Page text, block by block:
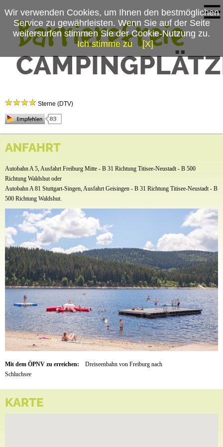
Campingplatzmenü
Stellplätze
Preise & Prospekte
Anfahrt
News
Sterne (DTV)
Der in Terrassen angelegte Campingplatz Schluchsee liegt in herrlicher Lage direkt am
gleichnamigen See und ist ganzjährig geöffnet. Die 200 Plätze, zum Teil auch im schattigen
Bereich, sind jeweils zwischen 75-90 qm groß und verfügen über einen Stromanschluss. 9
„Seestüble“ kann man seinen Urlaub so richtig genießen.
Ein neu renoviertes Sanitärgebäude, Kinderspielplatz, Tischtennisplatte, Grillplätze und ein
abwechslungsreiches Kinderprogramm zu den Hauptsaisonzeiten runden das
Familienangebot ab.
unsere Gäste die Hochschwarzwald-Card mit vielen kostenlosen Freizeitangeboten.
ANFAHRT
Autobahn A 5, Ausfahrt Freiburg Mitte - B 31 Richtung Titisee-Neustadt - B 500
Richtung Waldshut oder
Autobahn A 81 Stuttgart-Singen, Ausfahrt Geisingen - B 31 Richtung Titisee-Neustadt - B
500 Richtung Waldshut.
Mit dem ÖPNV zu erreichen:
Dreiseenbahn von Freiburg nach
Schluchsee
KARTE
Wir verwenden Cookies, um Ihnen den bestmöglichen
Service zu gewährleisten. Wenn Sie auf der Seite
weitersurfen stimmen Sie der Cookie-Nutzung zu.
Ich stimme zu
[X]